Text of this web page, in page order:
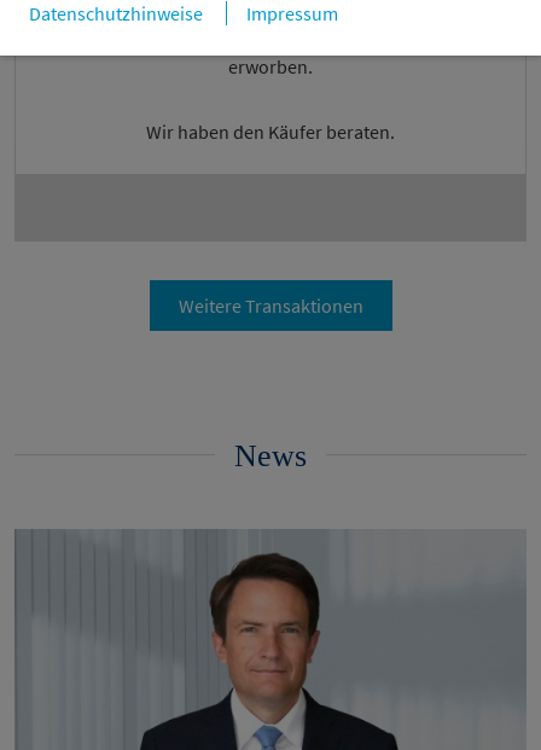
Datenschutzhinweise
Impressum
Hamburg
erworben.
Wir haben den Käufer beraten.
Weitere Transaktionen
News